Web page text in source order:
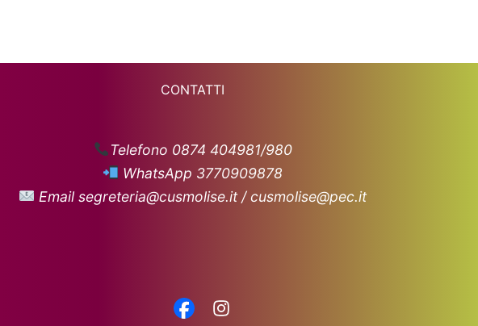
CONTATTI
Telefono 0874 404981/980
WhatsApp 3770909878
Email segreteria@cusmolise.it / cusmolise@pec.it